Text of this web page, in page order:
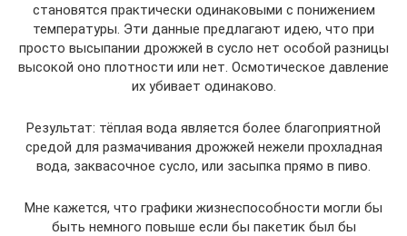
становятся практически одинаковыми с понижением
температуры. Эти данные предлагают идею, что при
просто высыпании дрожжей в сусло нет особой разницы
высокой оно плотности или нет. Осмотическое давление
их убивает одинаково.
Результат: тёплая вода является более благоприятной
средой для размачивания дрожжей нежели прохладная
вода, заквасочное сусло, или засыпка прямо в пиво.
Мне кажется, что графики жизнеспособности могли бы
быть немного повыше если бы пакетик был бы